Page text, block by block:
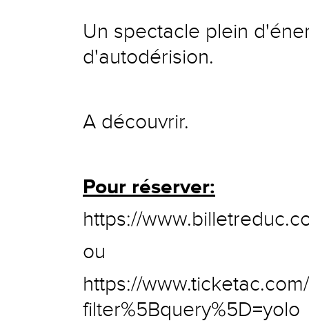
Un spectacle plein
d'autodérision.
A découvrir.
Pour réserver:
https://
ou
https://
filter%5Bquery%5D=yolo